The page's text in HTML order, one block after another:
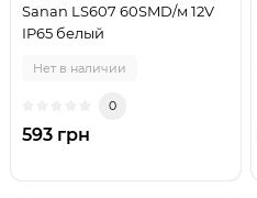
Sanan LS607 60SMD/м 12V
IP65 белый
Нет в наличии
0
593 грн